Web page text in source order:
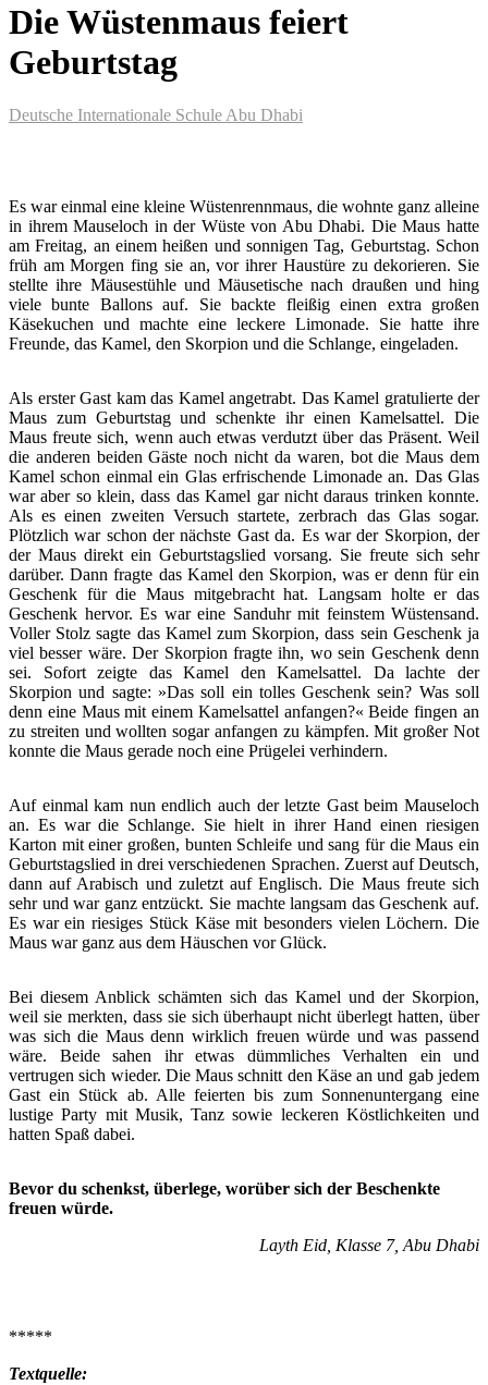
Die Wüstenmaus feiert
Geburtstag
Deutsche Internationale Schule Abu Dhabi
Es war einmal eine kleine Wüstenrennmaus, die wohnte ganz alleine
in ihrem Mauseloch in der Wüste von Abu Dhabi. Die Maus hatte
am Freitag, an einem heißen und sonnigen Tag, Geburtstag. Schon
früh am Morgen fing sie an, vor ihrer Haustüre zu dekorieren. Sie
stellte ihre Mäusestühle und Mäusetische nach draußen und hing
viele bunte Ballons auf. Sie backte fleißig einen extra großen
Käsekuchen und machte eine leckere Limonade. Sie hatte ihre
Freunde, das Kamel, den Skorpion und die Schlange, eingeladen.
Als erster Gast kam das Kamel angetrabt. Das Kamel gratulierte der
Maus zum Geburtstag und schenkte ihr einen Kamelsattel. Die
Maus freute sich, wenn auch etwas verdutzt über das Präsent. Weil
die anderen beiden Gäste noch nicht da waren, bot die Maus dem
Kamel schon einmal ein Glas erfrischende Limonade an. Das Glas
war aber so klein, dass das Kamel gar nicht daraus trinken konnte.
Als es einen zweiten Versuch startete, zerbrach das Glas sogar.
Plötzlich war schon der nächste Gast da. Es war der Skorpion, der
der Maus direkt ein Geburtstagslied vorsang. Sie freute sich sehr
darüber. Dann fragte das Kamel den Skorpion, was er denn für ein
Geschenk für die Maus mitgebracht hat. Langsam holte er das
Geschenk hervor. Es war eine Sanduhr mit feinstem Wüstensand.
Voller Stolz sagte das Kamel zum Skorpion, dass sein Geschenk ja
viel besser wäre. Der Skorpion fragte ihn, wo sein Geschenk denn
sei. Sofort zeigte das Kamel den Kamelsattel. Da lachte der
Skorpion und sagte: »Das soll ein tolles Geschenk sein? Was soll
denn eine Maus mit einem Kamelsattel anfangen?« Beide fingen an
zu streiten und wollten sogar anfangen zu kämpfen. Mit großer Not
konnte die Maus gerade noch eine Prügelei verhindern.
Auf einmal kam nun endlich auch der letzte Gast beim Mauseloch
an. Es war die Schlange. Sie hielt in ihrer Hand einen riesigen
Karton mit einer großen, bunten Schleife und sang für die Maus ein
Geburtstagslied in drei verschiedenen Sprachen. Zuerst auf Deutsch,
dann auf Arabisch und zuletzt auf Englisch. Die Maus freute sich
sehr und war ganz entzückt. Sie machte langsam das Geschenk auf.
Es war ein riesiges Stück Käse mit besonders vielen Löchern. Die
Maus war ganz aus dem Häuschen vor Glück.
Bei diesem Anblick schämten sich das Kamel und der Skorpion,
weil sie merkten, dass sie sich überhaupt nicht überlegt hatten, über
was sich die Maus denn wirklich freuen würde und was passend
wäre. Beide sahen ihr etwas dümmliches Verhalten ein und
vertrugen sich wieder. Die Maus schnitt den Käse an und gab jedem
Gast ein Stück ab. Alle feierten bis zum Sonnenuntergang eine
lustige Party mit Musik, Tanz sowie leckeren Köstlichkeiten und
hatten Spaß dabei.
Bevor du schenkst, überlege, worüber sich der Beschenkte
freuen würde.
Layth Eid, Klasse 7, Abu Dhabi
*****
Textquelle: